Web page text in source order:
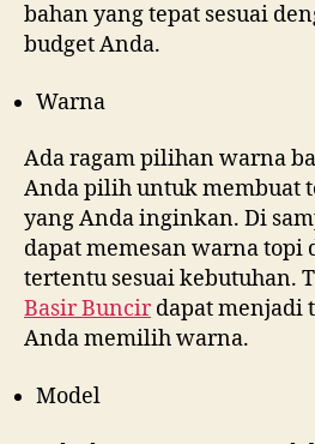
bahan yang tepat sesuai
budget Anda.
Warna
Ada ragam pilihan warna
Anda pilih untuk membuat
yang Anda inginkan. Di
dapat memesan warna topi
tertentu sesuai kebutuhan.
Basir Buncirdapat menjadi
Anda memilih warna.
Model